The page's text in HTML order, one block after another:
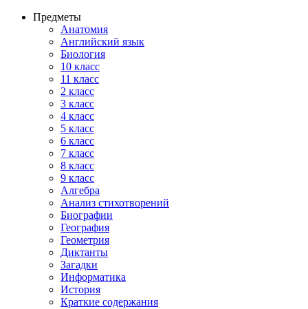
Предметы
Анатомия
Английский язык
Биология
10 класс
11 класс
2 класс
3 класс
4 класс
5 класс
6 класс
7 класс
8 класс
9 класс
Алгебра
Анализ стихотворений
Биографии
География
Геометрия
Диктанты
Загадки
Информатика
История
Краткие содержания